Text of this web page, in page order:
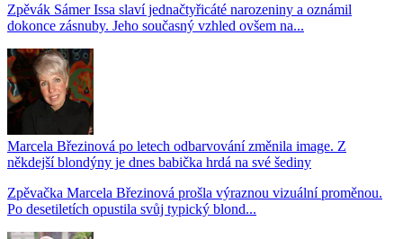
Zpěvák Sámer Issa slaví jednačtyřicáté narozeniny a oznámil
dokonce zásnuby. Jeho současný vzhled ovšem na...
Marcela Březinová po letech odbarvování změnila image. Z
někdejší blondýny je dnes babička hrdá na své šediny
Zpěvačka Marcela Březinová prošla výraznou vizuální proměnou.
Po desetiletích opustila svůj typický blond...